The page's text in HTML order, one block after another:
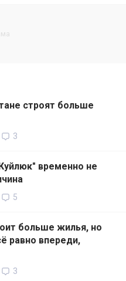
строят больше
3
временно не
5
больше жилья, но
равно впереди,
3